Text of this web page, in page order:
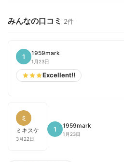
みんなの口コミ 2件
1 1959mark
1月23日
Excellent!!
ミ
ミキスケ
3月22日
1 1959mark
1月23日